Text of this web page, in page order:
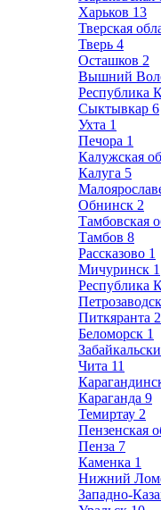
Харьков 13
Тверская
Тверь 4
Осташков 2
Вышний
Республика
Сыктывкар 6
Ухта 1
Печора 1
Калужская
Калуга 5
Обнинск 2
Тамбовская
Тамбов 8
Рассказово 1
Мичуринск 1
Республика
Петрозаводск
Питкяранта 2
Беломорск 1
Чита 11
Караганда 9
Темиртау 2
Пензенская
Пенза 7
Каменка 1
Нижний
Западно-